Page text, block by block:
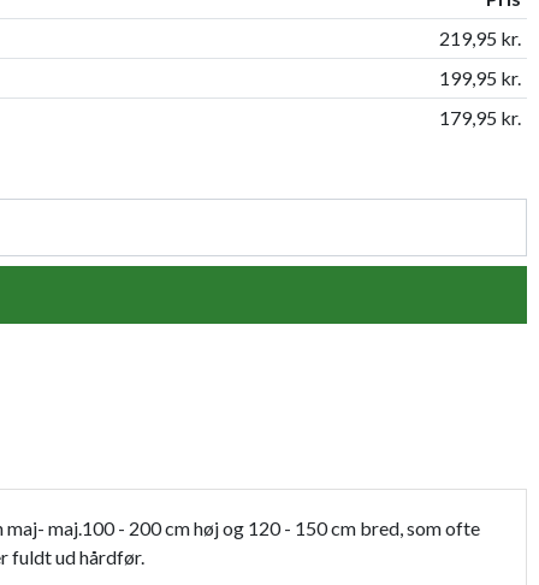
219,95 kr.
199,95 kr.
179,95 kr.
maj.100 - 200 cm høj og 120 - 150 cm bred, som ofte
fuldt ud hårdfør.